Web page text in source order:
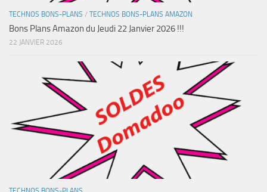
TECHNOS BONS-PLANS / TECHNOS BONS-PLANS AMAZON
Bons Plans Amazon du Jeudi 22 Janvier 2026 !!!
22 JANVIER 2026